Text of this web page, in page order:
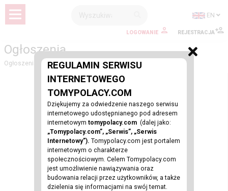
REGULAMIN SERWISU
INTERNETOWEGO
TOMYPOLACY.COM
Dziękujemy za odwiedzenie naszego serwisu
internetowego udostępnianego pod adresem
internetowym tomypolacy.com (dalej jako:
„Tomypolacy.com”, „Serwis”, „Serwis
Internetowy”). Tomypolacy.com jest portalem
internetowym o charakterze
społecznościowym. Celem Tomypolacy.com
jest umożliwienie nawiązywania oraz
budowania relacji przez użytkowników, a także
dzielenia się informacjami na swój temat.
LOGOWANIE REJESTRACJA
EN
Ogłoszenia
Ogłoszenia